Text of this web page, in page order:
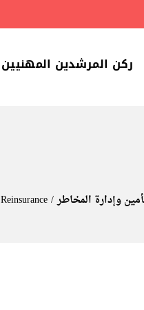
ركن المرشدين المهنيين
وإدارة المخاطر Reinsurance